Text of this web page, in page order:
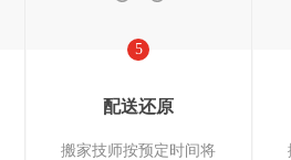
5
配送还原
搬家技师按预定时间将